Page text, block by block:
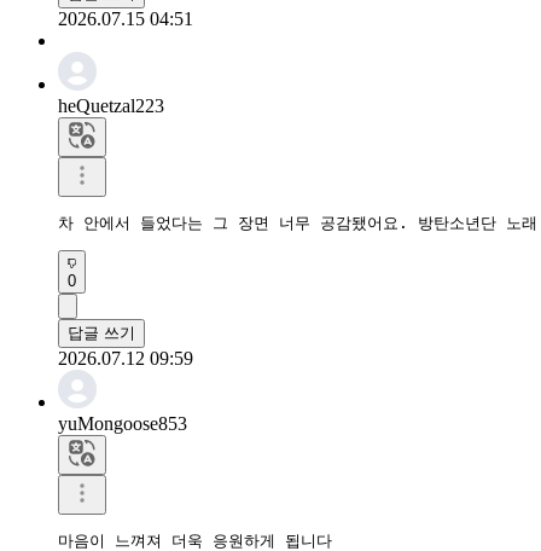
2026.07.15 04:51
heQuetzal223
차 안에서 들었다는 그 장면 너무 공감됐어요. 방탄소년단 노
0
답글 쓰기
2026.07.12 09:59
yuMongoose853
마음이 느껴져 더욱 응원하게 됩니다